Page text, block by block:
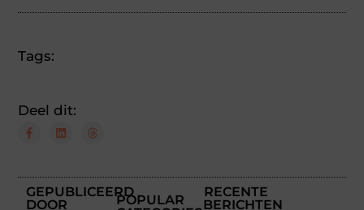
Tags:
Deel dit:
GEPUBLICEERD
DOOR
POPULAR
RECENTE
BERICHTEN